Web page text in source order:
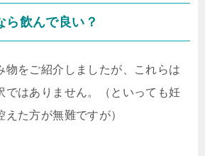
ら飲んで良い？
物をご紹介しましたが、これらは
ではありません。（といっても妊
た方が無難ですが）